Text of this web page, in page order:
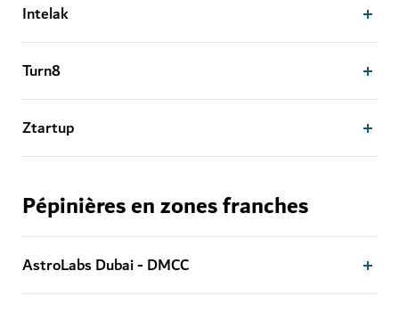
Intelak
Turn8
Ztartup
Pépinières en zones franches
AstroLabs Dubai - DMCC